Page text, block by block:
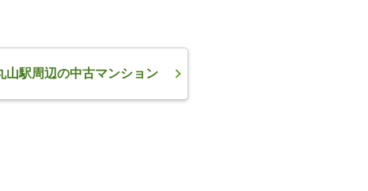
山駅周辺の中古マンション